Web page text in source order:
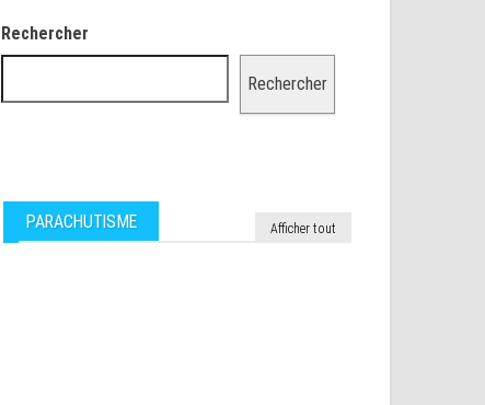
Rechercher
Rechercher
PARACHUTISME Afficher tout